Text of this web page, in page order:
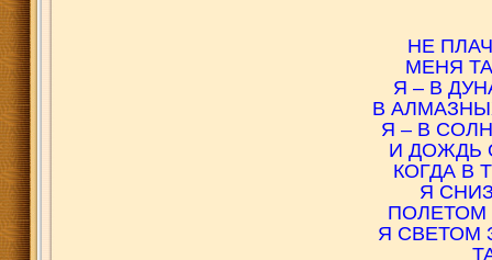
НЕ
МЕНЯ
Я – В
В
Я – В
И ДОЖДЬ
КОГДА В
Я
ПОЛЕТОМ
Я СВЕТОМ